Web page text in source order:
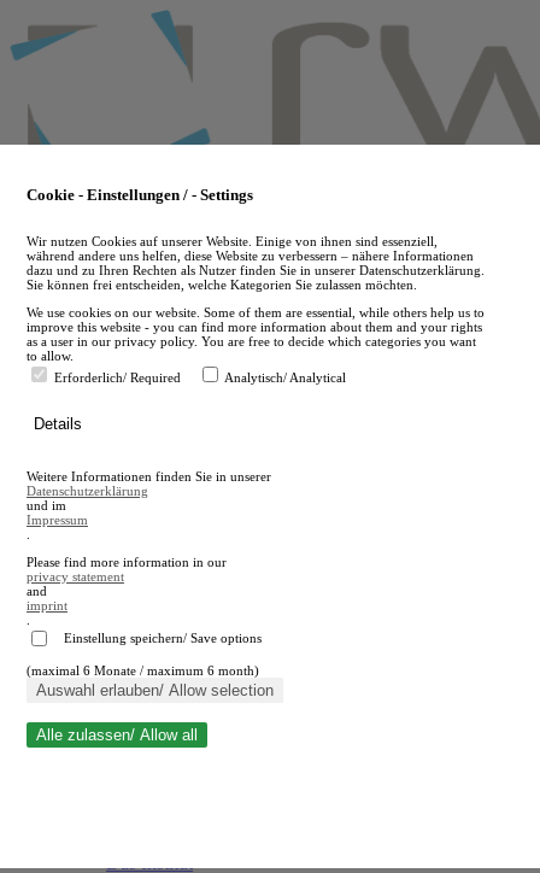
to
main
en
A
A
Suche schließen
Cookie - Einstellungen / - Settings
Wir nutzen Cookies auf unserer Website. Einige von ihnen sind essenziell,
während andere uns helfen, diese Website zu verbessern – nähere Informationen
dazu und zu Ihren Rechten als Nutzer finden Sie in unserer Datenschutzerklärung.
Sie können frei entscheiden, welche Kategorien Sie zulassen möchten.
We use cookies on our website. Some of them are essential, while others help us to
improve this website - you can find more information about them and your rights
as a user in our privacy policy. You are free to decide which categories you want
to allow.
Erforderlich/ Required
Analytisch/ Analytical
Details
Weitere Informationen finden Sie in unserer
Datenschutzerklärung
und im
Impressum
Please find more information in our
privacy statement
and
imprint
Einstellung speichern/ Save options
(maximal 6 Monate / maximum 6 month)
Auswahl erlauben/ Allow selection
Alle zulassen/ Allow all